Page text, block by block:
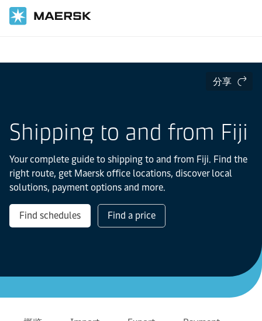
分享
Shipping to and from Fiji
Your complete guide to shipping to and from Fiji. Find the
right route, get Maersk office locations, discover local
solutions, payment options and more.
Find schedules Find a price